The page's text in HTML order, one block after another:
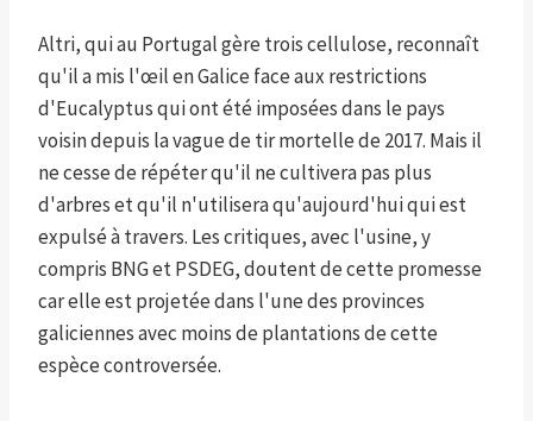
Altri, qui au Portugal gère trois cellulose, reconnaît
qu'il a mis l'œil en Galice face aux restrictions
d'Eucalyptus qui ont été imposées dans le pays
voisin depuis la vague de tir mortelle de 2017. Mais il
ne cesse de répéter qu'il ne cultivera pas plus
d'arbres et qu'il n'utilisera qu'aujourd'hui qui est
expulsé à travers. Les critiques, avec l'usine, y
compris BNG et PSDEG, doutent de cette promesse
car elle est projetée dans l'une des provinces
galiciennes avec moins de plantations de cette
espèce controversée.